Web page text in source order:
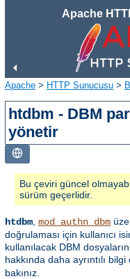
Apache
Apache > HTTP Sunucusu >
htdbm - DBM
yönetir
Bu çeviri güncel
sürüm geçerlidir.
htdbm mod_authn_dbm
doğrulaması için kullanıcı
kullanılacak DBM
hakkında daha ayrıntılı
bakınız.